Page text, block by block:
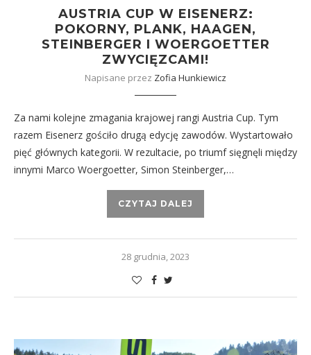
AUSTRIA CUP W EISENERZ:
POKORNY, PLANK, HAAGEN,
STEINBERGER I WOERGOETTER
ZWYCIĘZCAMI!
Napisane przez Zofia Hunkiewicz
Za nami kolejne zmagania krajowej rangi Austria Cup. Tym
razem Eisenerz gościło drugą edycję zawodów. Wystartowało
pięć głównych kategorii. W rezultacie, po triumf sięgnęli między
innymi Marco Woergoetter, Simon Steinberger,…
CZYTAJ DALEJ
28 grudnia, 2023